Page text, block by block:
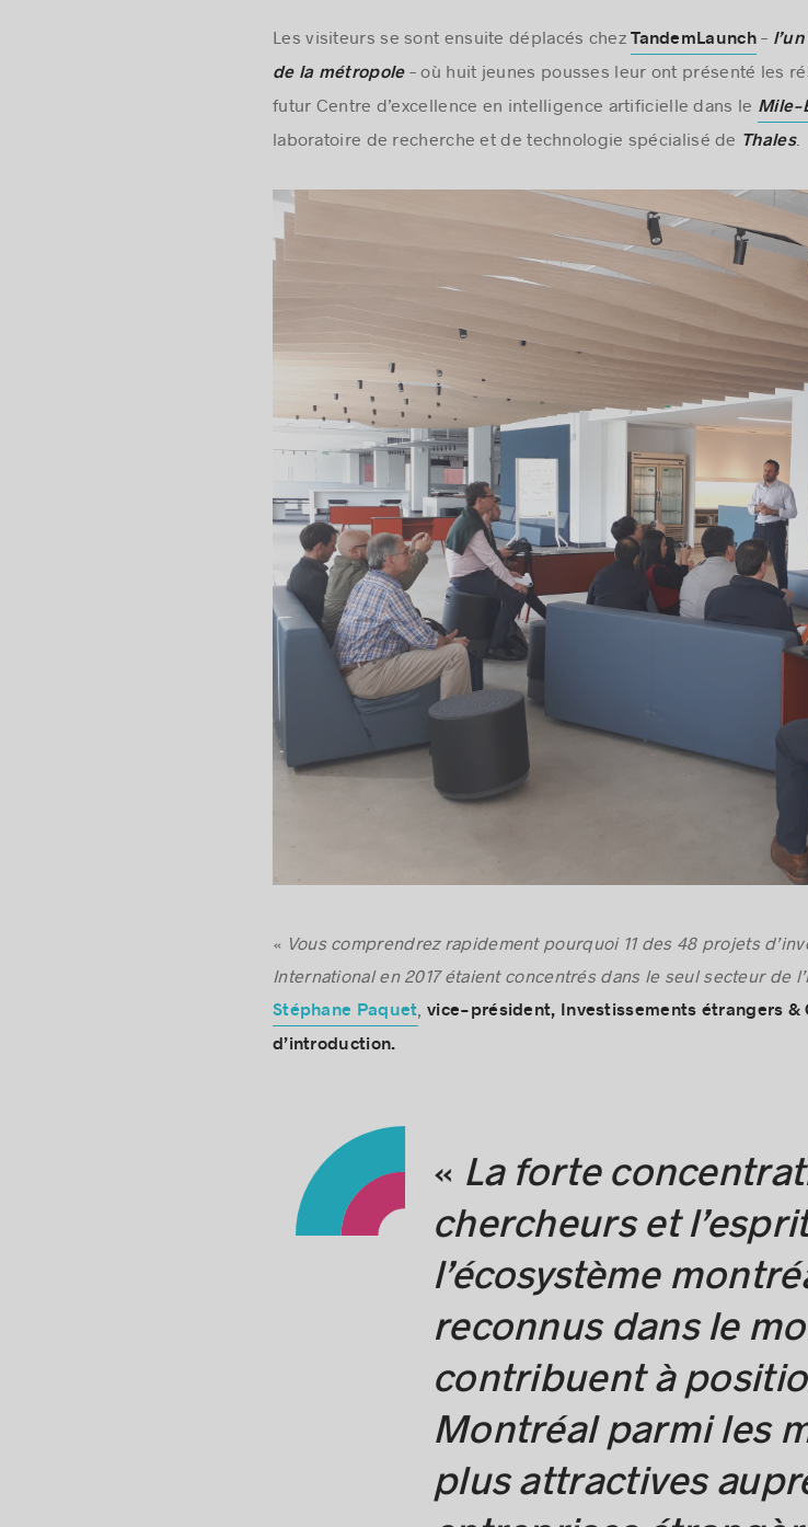
Les visiteurs se sont ensuite déplacés chez TandemLaunch–
de la métropole– où huit jeunes pousses leur ont présenté les
futur Centre d’excellence en intelligence artificielle dans le Mile-
laboratoire de recherche et de technologie spécialisé de Thales.
« Vous comprendrez rapidement pourquoi 11 des 48 projets
International en 2017 étaient concentrés dans le seul secteur de
Stéphane Paquet, vice-président, Investissements étrangers
d’introduction.
« La forte
chercheurs et
l’écosystème
reconnus dans le
contribuent à
Montréal parmi les
plus attractives